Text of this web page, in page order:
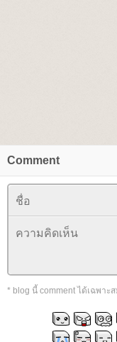
Comment
* blog นี้ comment ได้เฉพาะ